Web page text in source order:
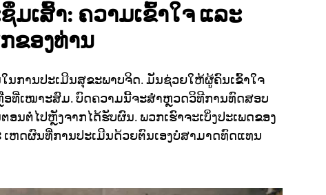
ເສົ້າ: ຄວາມເຂົ້າໃຈແລະ
ຂອງທ່ານ
ນການປະເມີນສຸຂະພາບຈິດ. ມັນຊ່ວຍໃຫ້ຜູ້ຄົນເຂົ້າໃຈ
ອທີ່ເໝາະສົມ. ບົດຄວາມນີ້ຈະສຳຫຼວດວິທີການທົດສອບ
ນຕໍ່ໄປຫຼັງຈາກໄດ້ຮັບຜົນ. ພວກເຮົາຈະເບິ່ງປະເພດຂອງ
ຫດຜົນທີ່ການປະເມີນດ້ວຍຕົນເອງບໍ່ສາມາດທົດແທນ